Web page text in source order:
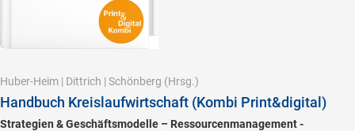
Huber-Heim | Dittrich | Schönberg (Hrsg.)
Handbuch Kreislaufwirtschaft (Kombi Print&digital)
Strategien & Geschäftsmodelle – Ressourcenmanagement -